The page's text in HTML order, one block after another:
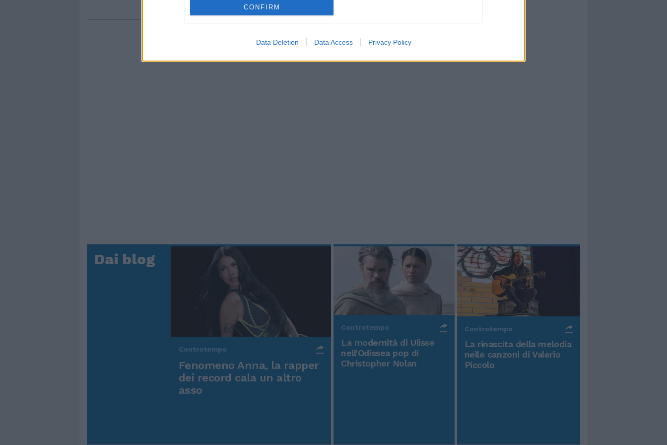
CONFIRM
Data Deletion Data Access Privacy Policy
Dai blog
Controtempo
Fenomeno Anna, la rapper
dei record cala un altro
asso
Controtempo
La modernità di Ulisse
nell'Odissea pop di
Christopher Nolan
Controtempo
La rinascita della melodia
nelle canzoni di Valerio
Piccolo